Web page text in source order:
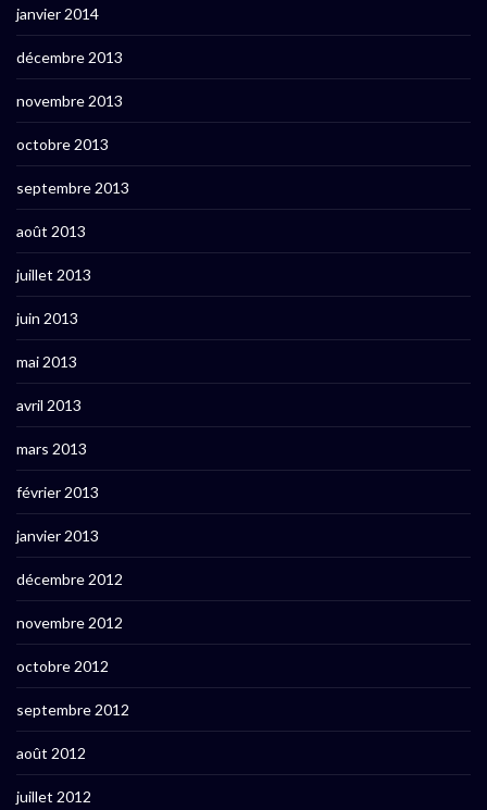
janvier 2014
décembre 2013
novembre 2013
octobre 2013
septembre 2013
août 2013
juillet 2013
juin 2013
mai 2013
avril 2013
mars 2013
février 2013
janvier 2013
décembre 2012
novembre 2012
octobre 2012
septembre 2012
août 2012
juillet 2012